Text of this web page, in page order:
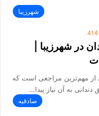
شهرزیبا
414
در شهرزیبا |
مهم‌ترین مراجعی است که
به آن نیاز پیدا…
صادقیه